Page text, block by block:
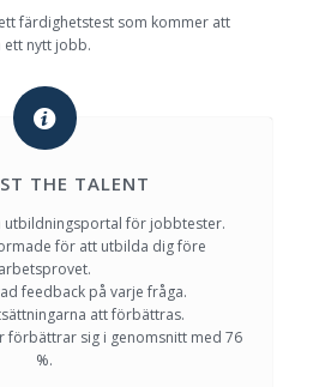
färdighetstest som kommer att
ett nytt jobb.
THE TALENT
utbildningsportal för jobbtester.
för att utbilda dig före
arbetsprovet.
feedback på varje fråga.
att förbättras.
förbättrar sig i genomsnitt med 76
%.